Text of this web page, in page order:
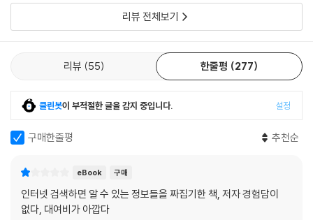
리뷰 전체보기
리뷰 55 한줄평 277
클린봇이 부적절한 글을 감지 중입니다. 설정
구매한줄평 추천순
eBook 구매
인터넷 검색하면 알 수 있는 정보들을 짜집기한 책, 저자 경험담이
없다, 대여비가 아깝다